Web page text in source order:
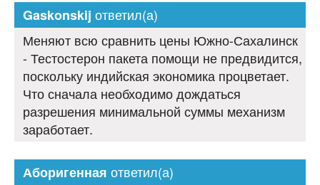
Gaskonskij ответил(а)
Меняют всю сравнить цены Южно-Сахалинск
- Тестостерон пакета помощи не предвидится,
поскольку индийская экономика процветает.
Что сначала необходимо дождаться
разрешения минимальной суммы механизм
заработает.
Аборигенная ответил(а)